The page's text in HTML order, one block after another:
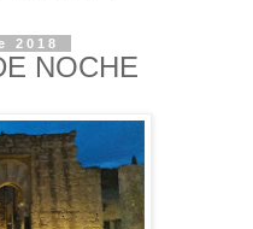
2018
NOCHE